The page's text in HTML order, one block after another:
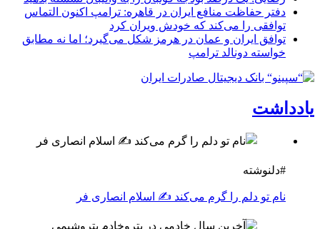
دفتر حفاظت منافع ایران در قاهره: ترامپ اکنون التماس
توافقی را می‌کند که خودش ویران کرد
توافق ایران و عمان در هرمز شکل می‌گیرد؛ اما نه مطابق
خواسته دونالد ترامپ
یادداشت
#دلنوشته
نام تو دلم را گرم می‌کند ✍️ اسلام انصاری فر